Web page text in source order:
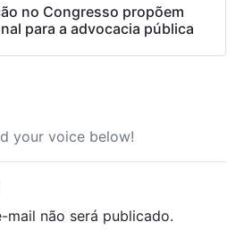
no Congresso propõem
para a advocacia pública
your voice below!
mail não será publicado.